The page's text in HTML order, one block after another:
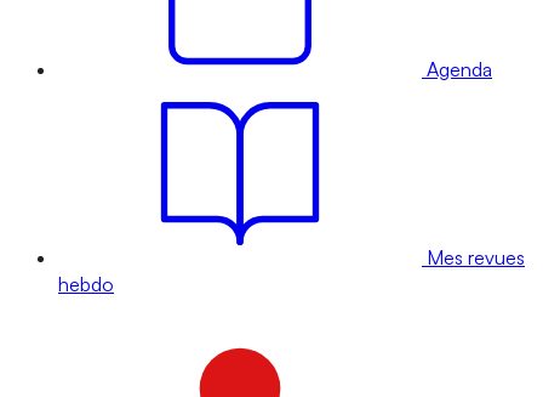
Agenda
Mes revues
hebdo